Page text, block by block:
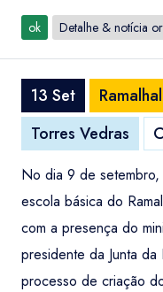
ok Detalhe & notícia
13 Set
Torres Vedras
No dia 9 de
escola básica do
com a presença do
presidente da Junta
processo de criação